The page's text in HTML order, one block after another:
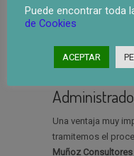
pago mensual que
un máximo de 5
Somos
Una ventaja muy
tramitemos el
Muñoz Consultores
Puede encontrar toda
de Cookies
ACEPTAR